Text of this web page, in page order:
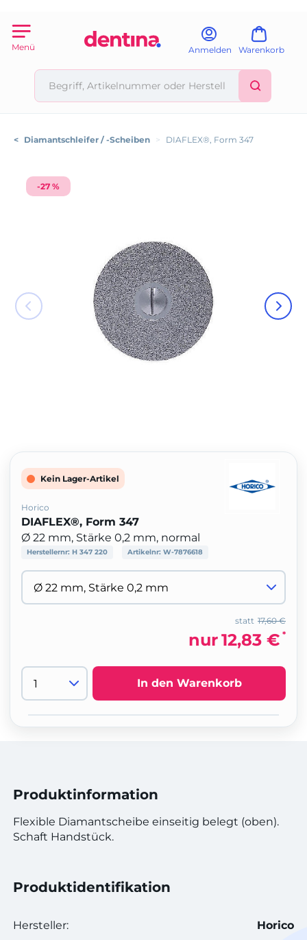
Menü Anmelden Warenkorb
< Diamantschleifer / -Scheiben > DIAFLEX®, Form 347
-27 %
Kein Lager-Artikel
Horico
DIAFLEX®, Form 347
Ø 22 mm, Stärke 0,2 mm, normal
Herstellernr: H 347 220 Artikelnr: W-7876618
17,60 €
statt
nur12,83 € *
In den Warenkorb
Produktinformation
Flexible Diamantscheibe einseitig belegt (oben).
Schaft Handstück.
Produktidentifikation
Hersteller: Horico